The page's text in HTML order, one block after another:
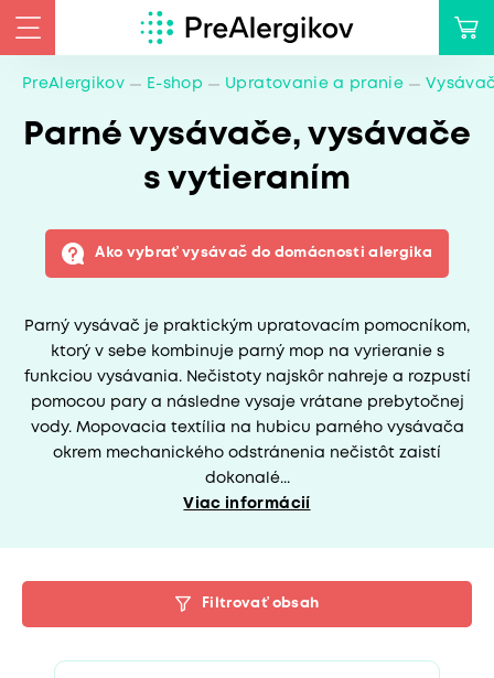
PreAlergikov E-shop Upratovanie a pranie
Parné vysávače, vysávače
s vytieraním
Ako vybrať vysávač do domácnosti alergika
Parný vysávač je praktickým upratovacím pomocníkom,
ktorý v sebe kombinuje parný mop na vyrieranie s
funkciou vysávania. Nečistoty najskôr nahreje a rozpustí
pomocou pary a následne vysaje vrátane prebytočnej
vody. Mopovacia textília na hubicu parného vysávača
okrem mechanického odstránenia nečistôt zaistí
dokonalé...
Viac informácií
Filtrovať obsah